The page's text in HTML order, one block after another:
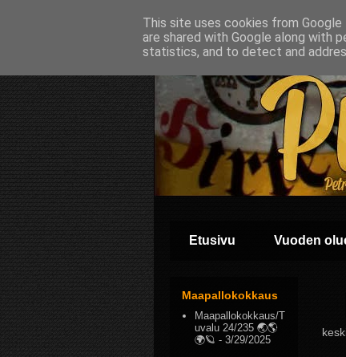
Etusivu Vuoden
Maapallokokkaus
Maapallokokkaus/T
uvalu 24/235 🌏🌎
🌍🪐 - 3/29/2025
This site uses cookies from
are shared with Google along with
statistics, and to detect and